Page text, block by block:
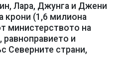
Лара, Джунга и Джени
крони (1,6 милиона
министерството на
равноправието и
Северните страни,